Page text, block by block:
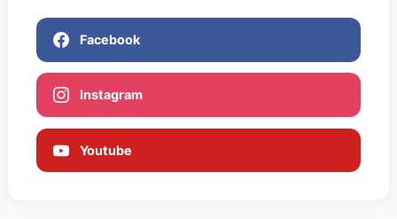
Facebook
Instagram
Youtube